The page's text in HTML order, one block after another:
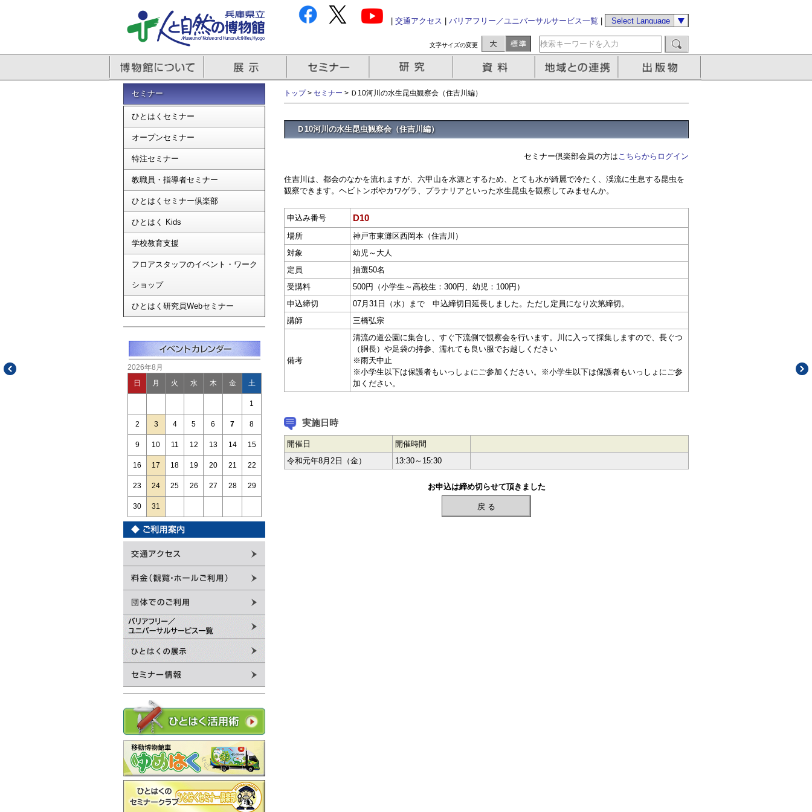
交通アクセス バリアフリー／ユニバーサルサービス一覧
文字サイズの変更
セミナー
ひとはくセミナー
オープンセミナー
特注セミナー
教職員・指導者セミナー
ひとはくセミナー倶楽部
ひとはく Kids
学校教育支援
フロアスタッフのイベント・ワーク
ショップ
ひとはく研究員Webセミナー
2026年8月
日 月 火 水 木 金 土
1
2 3 4 5 6 7 8
9 10 11 12 13 14 15
16 17 18 19 20 21 22
23 24 25 26 27 28 29
30 31
トップ> セミナー > Ｄ10河川の水生昆虫観察会（住吉川編）
Ｄ10河川の水生昆虫観察会（住吉川編）
セミナー倶楽部会員の方はこちらからログイン
住吉川は、都会のなかを流れますが、六甲山を水源とするため、とても水が綺麗で冷たく、渓流に生息する昆虫を
観察できます。ヘビトンボやカワゲラ、プラナリアといった水生昆虫を観察してみませんか。
申込み番号 D10
場所
神戸市東灘区西岡本（住吉川）
対象
幼児～大人
定員
抽選50名
受講料
500円（小学生～高校生：300円、幼児：100円）
申込締切
07月31日（水）まで 申込締切日延長しました。ただし定員になり次第締切。
講師
三橋弘宗
備考
清流の道公園に集合し、すぐ下流側で観察会を行います。川に入って採集しますので、長ぐつ
（胴長）や足袋の持参、濡れても良い服でお越しください
※雨天中止
※小学生以下は保護者もいっしょにご参加ください。※小学生以下は保護者もいっしょにご参
加ください。
実施日時
開催日
開催時間
令和元年8月2日（金）
13:30～15:30
お申込は締め切らせて頂きました
戻 る